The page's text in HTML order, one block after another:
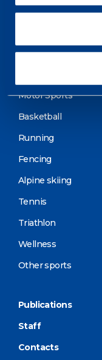
Soccer
Motor Sports
Basketball
Running
Fencing
Alpine skiing
Tennis
Triathlon
Wellness
Other sports
Publications
Staff
Contacts